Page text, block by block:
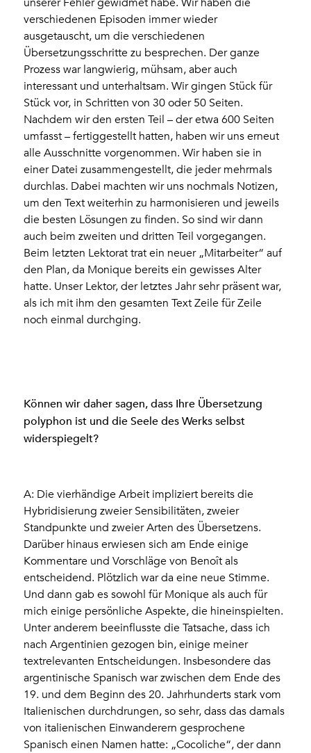
unserer Fehler gewidmet habe. Wir haben die
verschiedenen Episoden immer wieder
ausgetauscht, um die verschiedenen
Übersetzungsschritte zu besprechen. Der ganze
Prozess war langwierig, mühsam, aber auch
interessant und unterhaltsam. Wir gingen Stück für
Stück vor, in Schritten von 30 oder 50 Seiten.
Nachdem wir den ersten Teil – der etwa 600 Seiten
umfasst – fertiggestellt hatten, haben wir uns erneut
alle Ausschnitte vorgenommen. Wir haben sie in
einer Datei zusammengestellt, die jeder mehrmals
durchlas. Dabei machten wir uns nochmals Notizen,
um den Text weiterhin zu harmonisieren und jeweils
die besten Lösungen zu finden. So sind wir dann
auch beim zweiten und dritten Teil vorgegangen.
Beim letzten Lektorat trat ein neuer „Mitarbeiter“ auf
den Plan, da Monique bereits ein gewisses Alter
hatte. Unser Lektor, der letztes Jahr sehr präsent war,
als ich mit ihm den gesamten Text Zeile für Zeile
noch einmal durchging.
Können wir daher sagen, dass Ihre Übersetzung
polyphon ist und die Seele des Werks selbst
widerspiegelt?
A: Die vierhändige Arbeit impliziert bereits die
Hybridisierung zweier Sensibilitäten, zweier
Standpunkte und zweier Arten des Übersetzens.
Darüber hinaus erwiesen sich am Ende einige
Kommentare und Vorschläge von Benoît als
entscheidend. Plötzlich war da eine neue Stimme.
Und dann gab es sowohl für Monique als auch für
mich einige persönliche Aspekte, die hineinspielten.
Unter anderem beeinflusste die Tatsache, dass ich
nach Argentinien gezogen bin, einige meiner
textrelevanten Entscheidungen. Insbesondere das
argentinische Spanisch war zwischen dem Ende des
19. und dem Beginn des 20. Jahrhunderts stark vom
Italienischen durchdrungen, so sehr, dass das damals
von italienischen Einwanderern gesprochene
Spanisch einen Namen hatte: „Cocoliche“, der dann